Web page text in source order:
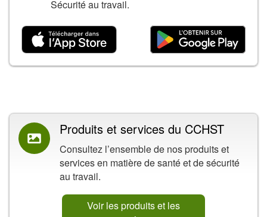
Sécurité au travail.
Produits et services du CCHST
Consultez l’ensemble de nos produits et
services en matière de santé et de sécurité
au travail.
Voir les produits et les